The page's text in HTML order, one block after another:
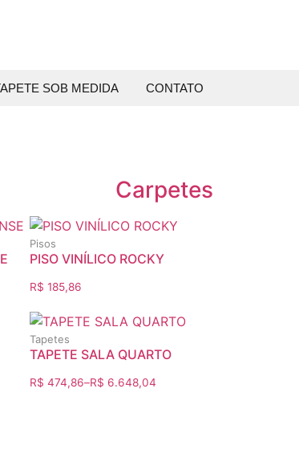
SOB MEDIDA CONTATO
Carpetes
Pisos
PISO VINÍLICO ROCKY
R$ 185,86
Tapetes
TAPETE SALA QUARTO
R$ 474,86–R$ 6.648,04